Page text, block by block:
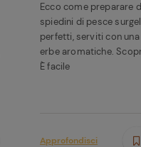
Ecco come preparare
spiedini di pesce
perfetti, serviti con
erbe aromatiche.
È facile
Approfondisci